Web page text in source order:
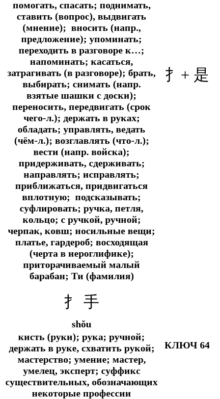
помогать, спасать; поднимать,
ставить (вопрос), выдвигать
(мнение); вносить (напр.,
предложение); упоминать;
переходить в разговоре к…;
напоминать; касаться,
затрагивать (в разговоре); брать,
выбирать; снимать (напр.
взятые шашки с доски);
переносить, передвигать (срок
чего-л.); держать в руках;
обладать; управлять, ведать
(чём-л.); возглавлять (что-л.);
вести (напр. войска);
придерживать, сдерживать;
направлять; исправлять;
приближаться, придвигаться
вплотную; подсказывать;
суфлировать; ручка, петля,
кольцо; с ручкой, ручной;
черпак, ковш; носильные вещи;
платье, гардероб; восходящая
(черта в иероглифике);
приторачиваемый малый
барабан; Ти (фамилия)
扌+ 是
扌 手
shǒu
кисть (руки); рука; ручной;
держать в руке, схватить рукой;
мастерство; умение; мастер,
умелец, эксперт; суффикс
существительных, обозначающих
некоторые профессии
КЛЮЧ 64